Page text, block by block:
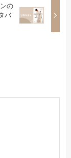
の
バ